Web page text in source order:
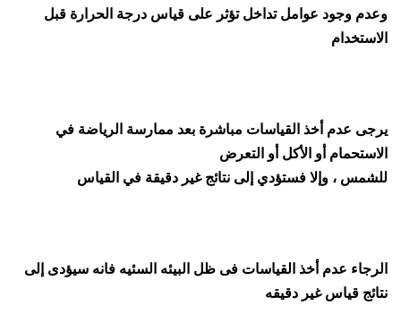
وعدم وجود عوامل تداخل تؤثر على قياس درجة الحرارة قبل
الاستخدام
يرجى عدم أخذ القياسات مباشرة بعد ممارسة الرياضة في
الاستحمام أو الأكل أو التعرض
للشمس ، وإلا فستؤدي إلى نتائج غير دقيقة في القياس
الرجاء عدم أخذ القياسات فى ظل البيئه السئيه فانه سيؤدى إلى
نتائج قياس غير دقيقه